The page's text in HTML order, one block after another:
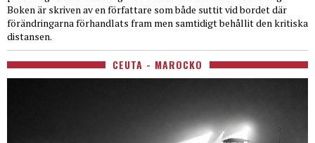
Boken är skriven av en författare som både suttit vid bordet där
förändringarna förhandlats fram men samtidigt behållit den kritiska
distansen.
CEUTA - MAROCKO